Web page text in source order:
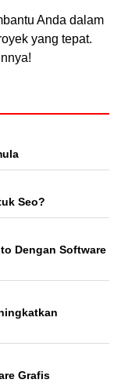
Anda dalam
yang tepat.
Seo?
Dengan Software
Grafis